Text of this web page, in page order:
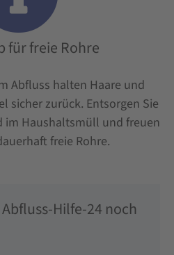
Hilfe-24 noch
für freie Rohre
Abfluss halten Haare und
sicher zurück. Entsorgen Sie
im Haushaltsmüll und freuen
freie Rohre.